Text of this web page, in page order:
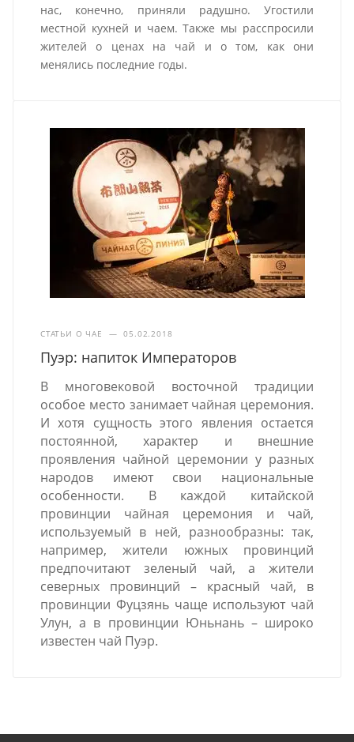
нас, конечно, приняли радушно. Угостили
местной кухней и чаем. Также мы расспросили
жителей о ценах на чай и о том, как они
менялись последние годы.
СТАТЬИ О ЧАЕ — 05.02.2018
Пуэр: напиток Императоров
В многовековой восточной традиции
особое место занимает чайная церемония.
И хотя сущность этого явления остается
постоянной, характер и внешние
проявления чайной церемонии у разных
народов имеют свои национальные
особенности. В каждой китайской
провинции чайная церемония и чай,
используемый в ней, разнообразны: так,
например, жители южных провинций
предпочитают зеленый чай, а жители
северных провинций – красный чай, в
провинции Фуцзянь чаще используют чай
Улун, а в провинции Юньнань – широко
известен чай Пуэр.